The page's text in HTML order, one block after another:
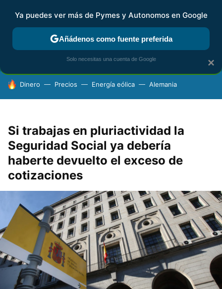
FISCALIDAD Y CONTABILIDAD KIT DIGITAL RENTA
HOY SE HABLA DE
Dinero Precios Energía eólica Alemania
Si trabajas en pluriactividad la
Seguridad Social ya debería
haberte devuelto el exceso de
cotizaciones
×
Ya puedes ver más de Pymes y Autonomos en Google
Añádenos como fuente preferida
Solo necesitas una cuenta de Google